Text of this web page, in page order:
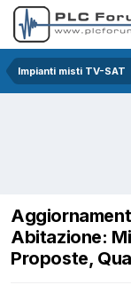
Impianti misti TV-SAT
Abitazione:
Proposte,